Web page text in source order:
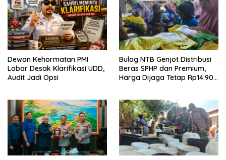
Dewan Kehormatan PMI
Lobar Desak Klarifikasi UDD,
Audit Jadi Opsi
Bulog NTB Genjot Distribusi
Beras SPHP dan Premium,
Harga Dijaga Tetap Rp14.900